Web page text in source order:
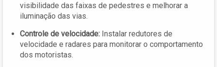
visibilidade das faixas de pedestres e melhorar a
iluminação das vias.
Controle de velocidade: Instalar redutores de
velocidade e radares para monitorar o comportamento
dos motoristas.